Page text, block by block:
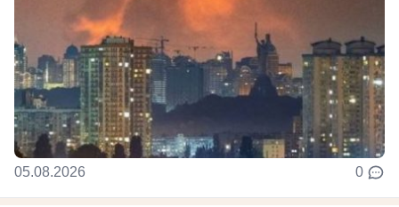
05.08.2026 0